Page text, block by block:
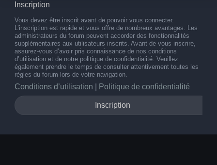
Inscription
Vous devez être inscrit avant de pouvoir vous connecter.
L’inscription est rapide et vous offre de nombreux avantages. Les
administrateurs du forum peuvent accorder des fonctionnalités
supplémentaires aux utilisateurs inscrits. Avant de vous inscrire,
assurez-vous d’avoir pris connaissance de nos conditions
d’utilisation et de notre politique de confidentialité. Veuillez
également prendre le temps de consulter attentivement toutes les
règles du forum lors de votre navigation.
Conditions d’utilisation Politique de confidentialité
Inscription